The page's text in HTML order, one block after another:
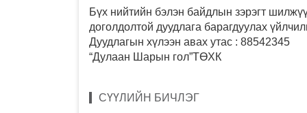
Бүх нийтийн бэлэн байдлын зэрэгт
доголдолтой дуудлага барагдуулах
Дуудлагын хүлээн авах утас : 88542345
“Дулаан Шарын гол”ТӨХК
СҮҮЛИЙН БИЧЛЭГ